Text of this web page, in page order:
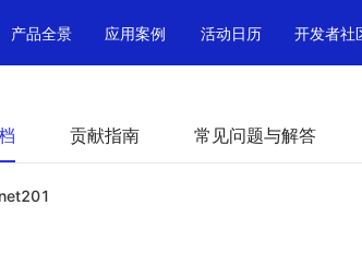
产品全景 应用案例 活动日历 开发者社
贡献指南 常见问题与解答